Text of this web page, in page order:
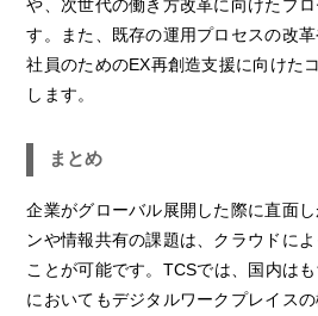
や、次世代の働き方改革に向けたプ
す。また、既存の運用プロセスの改
社員のためのEX再創造支援に向けた
します。
まとめ
企業がグローバル展開した際に直面
ンや情報共有の課題は、クラウドに
ことが可能です。TCSでは、国内は
においてもデジタルワークプレイスの